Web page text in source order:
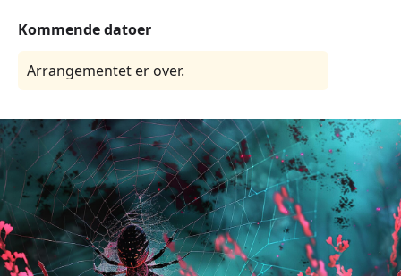
Kommende datoer
Arrangementet er over.